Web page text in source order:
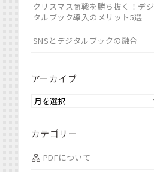
クリスマス商戦を勝ち抜く！デジ
タルブック導入のメリット5選
SNSとデジタルブックの融合
アーカイブ
カテゴリー
PDFについて